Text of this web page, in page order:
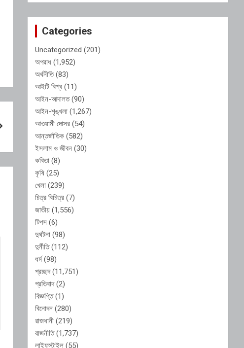
Categories
Uncategorized (201)
অপরাধ (1,952)
অর্থনীতি(83)
আইটি বিশ্ব (11)
আইন-আদালত(90)
আইন-শৃঙ্খলা (1,267)
আওয়ামী দোসর (54)
আন্তর্জাতিক (582)
ইসলাম ও জীবন (30)
কবিতা (8)
কৃষি (25)
খেলা (239)
চিত্র বিচিত্র (7)
জাতীয় (1,556)
টিপস (6)
দুর্ঘটনা (98)
দুর্নীতি(112)
ধর্ম(98)
প্রচ্ছদ(11,751)
প্রতিবাদ(2)
বিজ্ঞপ্তি(1)
বিনোদন (280)
রাজধানী (219)
রাজনীতি(1,737)
লাইফস্টাইল (55)